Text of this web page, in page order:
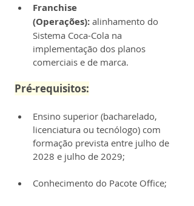
Franchise
(Operações): alinhamento do
Sistema Coca-Cola na
implementação dos planos
comerciais e de marca.
Pré-requisitos:
Ensino superior (bacharelado,
licenciatura ou tecnólogo) com
formação prevista entre julho de
2028 e julho de 2029;
Conhecimento do Pacote Office;